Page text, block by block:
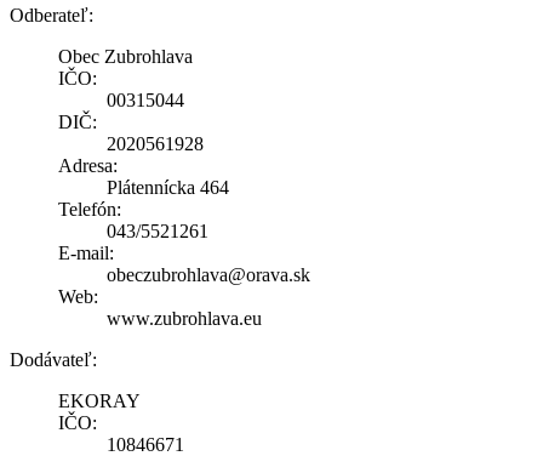
Odberateľ:
Obec Zubrohlava
IČO:
00315044
DIČ:
2020561928
Adresa:
Plátennícka 464
Telefón:
043/5521261
E-mail:
obeczubrohlava@orava.sk
Web:
www.zubrohlava.eu
Dodávateľ:
EKORAY
IČO:
10846671